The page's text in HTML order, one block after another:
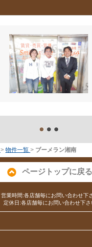
> 物件一覧 > ブーメラン湘南
ページトップに戻る
営業時間:各店舗毎にお問い合わせ下
定休日:各店舗毎にお問い合わせ下さ